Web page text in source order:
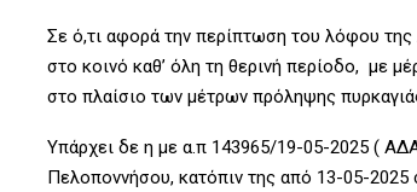
Σε ό,τι αφορά την περίπτωση του λόφου
στο κοινό καθ’ όλη τη θερινή περίοδο, με
στο πλαίσιο των μέτρων πρόληψης
Υπάρχει δε η με α.π 143965/19-05-2025 (
Πελοποννήσου, κατόπιν της από 13-05-